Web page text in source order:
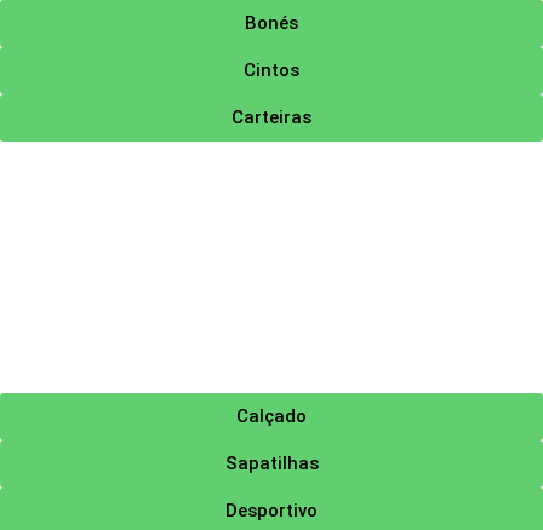
Bonés
Cintos
Carteiras
Calçado
Sapatilhas
Desportivo